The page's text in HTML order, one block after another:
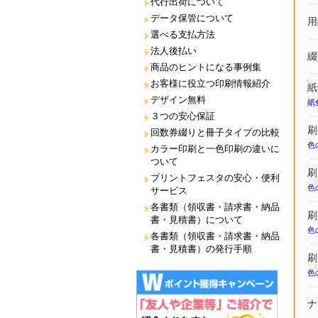
データ保管について
選べる支払方法
法人後払い
商品のヒントになる事例集
お客様に役立つ印刷情報紹介
デザイン無料
３つの安心保証
回数券綴りと冊子タイプの比較
カラー印刷と一色印刷の違いに
ついて
プリントフェスタの安心・便利
サービス
各書類（領収書・請求書・納品
書・見積書）について
各書類（領収書・請求書・納品
書・見積書）の発行手順
紙
色
色
色
色